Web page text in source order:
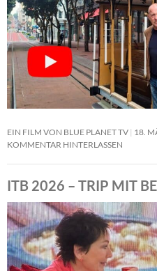
EIN FILM VON BLUE PLANET TV 18.
KOMMENTAR HINTERLASSEN
ITB 2026 – TRIP MIT